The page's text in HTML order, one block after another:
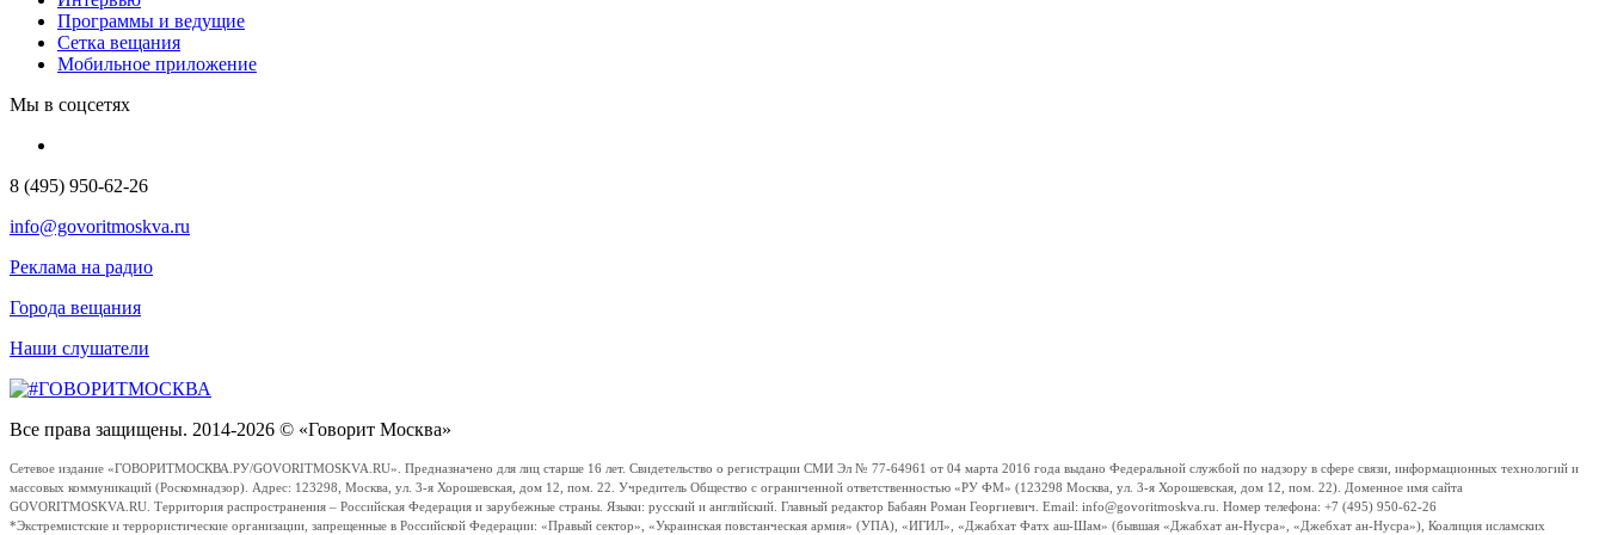
Программы и ведущие
Сетка вещания
Мобильное приложение
Мы в соцсетях
8 (495) 950-62-26
info@govoritmoskva.ru
Реклама на радио
Города вещания
Наши слушатели
Все права защищены. 2014-2026 © «Говорит Москва»
Сетевое издание «ГОВОРИТМОСКВА.РУ/GOVORITMOSKVA.RU». Предназначено для лиц старше 16 лет. Свидетельство о регистрации СМИ Эл № 77-64961 от 04 марта 2016 года выдано Федеральной службой по надзору в сфере связи, информационных технологий и
массовых коммуникаций (Роскомнадзор). Адрес: 123298, Москва, ул. 3-я Хорошевская, дом 12, пом. 22. Учредитель Общество с ограниченной ответственностью «РУ ФМ» (123298 Москва, ул. 3-я Хорошевская, дом 12, пом. 22). Доменное имя сайта
GOVORITMOSKVA.RU. Территория распространения – Российская Федерация и зарубежные страны. Языки: русский и английский. Главный редактор Бабаян Роман Георгиевич. Email: info@govoritmoskva.ru. Номер телефона: +7 (495) 950-62-26
*Экстремистские и террористические организации, запрещенные в Российской Федерации: «Правый сектор», «Украинская повстанческая армия» (УПА), «ИГИЛ», «Джабхат Фатх аш-Шам» (бывшая «Джабхат ан-Нусра», «Джебхат ан-Нусра»), Коалиция исламских